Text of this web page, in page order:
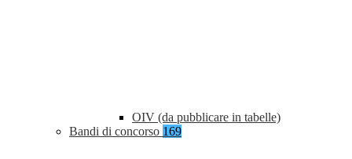
OIV (da pubblicare in tabelle)
Bandi di concorso 169